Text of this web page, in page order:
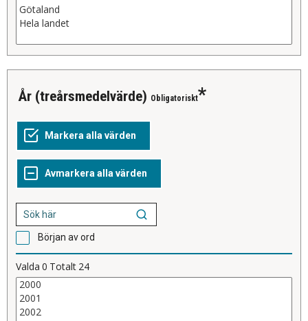
år (treårsmedelvärde) Obligatoriskt
Början av ord
Valda 0 Totalt 24